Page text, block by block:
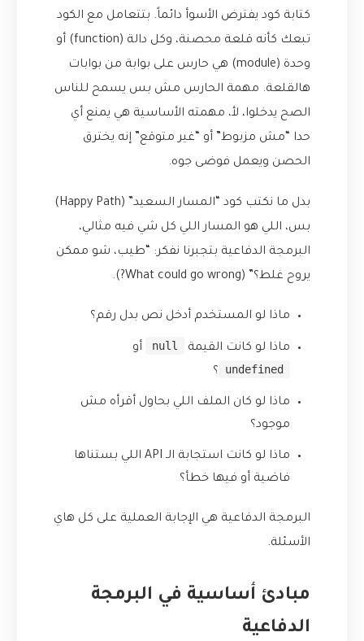
كتابة كود يفترض الأسوأ دائماً. بتتعامل مع الكود
تبعك كأنه قلعة محصنة، وكل دالة (function) أو
وحدة (module) هي حارس على بوابة من بوابات
هالقلعة. مهمة الحارس مش بس يسمح للناس
الصح يدخلوا، لأ، مهمته الأساسية هي يمنع أي
حدا “مش مزبوط” أو “غير متوقع” إنه يخترق
الحصن ويعمل فوضى جوه.
بدل ما نكتب كود “المسار السعيد” (Happy Path)
بس، اللي هو المسار اللي كل شي فيه مثالي،
البرمجة الدفاعية بتجبرنا نفكر: “طيب، شو ممكن
يروح غلط؟” (What could go wrong?).
ماذا لو المستخدم أدخل نص بدل رقم؟
ماذا لو كانت القيمة null
أو
undefined
؟
ماذا لو كان الملف اللي بحاول أقرأه مش
موجود؟
ماذا لو كانت استجابة الـ API اللي بستناها
فاضية أو فيها خطأ؟
البرمجة الدفاعية هي الإجابة العملية على كل هاي
الأسئلة.
مبادئ أساسية في البرمجة
الدفاعية